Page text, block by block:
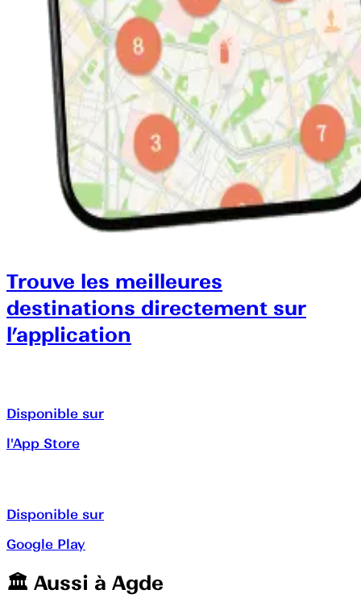
Trouve les meilleures
destinations directement sur
l’application
Disponible sur
l'App Store
Disponible sur
Google Play
🏛️️ Aussi à Agde